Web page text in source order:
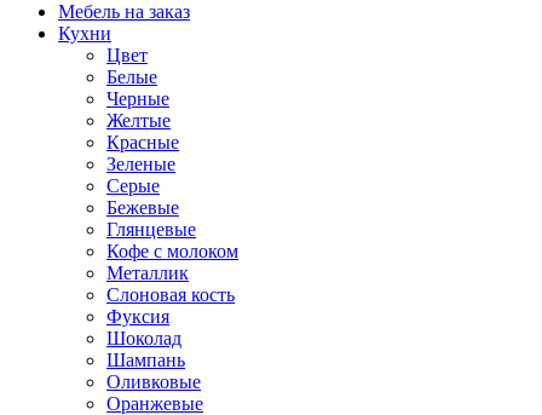
Мебель на заказ
Кухни
Цвет
Белые
Черные
Желтые
Красные
Зеленые
Серые
Бежевые
Глянцевые
Кофе с молоком
Металлик
Слоновая кость
Фуксия
Шоколад
Шампань
Оливковые
Оранжевые